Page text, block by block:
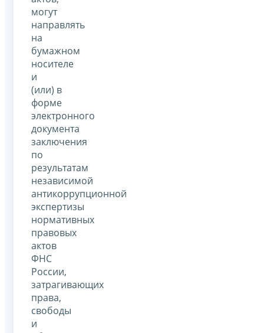
могут
направлять
на
бумажном
носителе
и
(или) в
форме
электронного
документа
заключения
по
результатам
независимой
антикоррупционной
экспертизы
нормативных
правовых
актов
ФНС
России,
затрагивающих
права,
свободы
и